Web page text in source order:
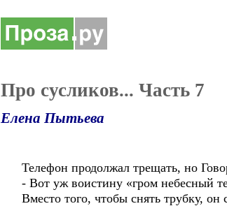
Про сусликов... Часть 7
Елена Пытьева
Телефон продолжал трещать, но
- Вот уж воистину «гром небесный
Вместо того, чтобы снять трубку, он